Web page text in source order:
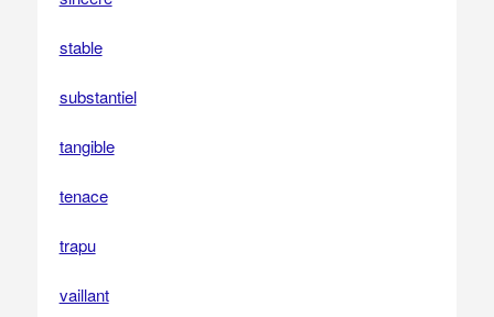
stable
substantiel
tangible
tenace
trapu
vaillant